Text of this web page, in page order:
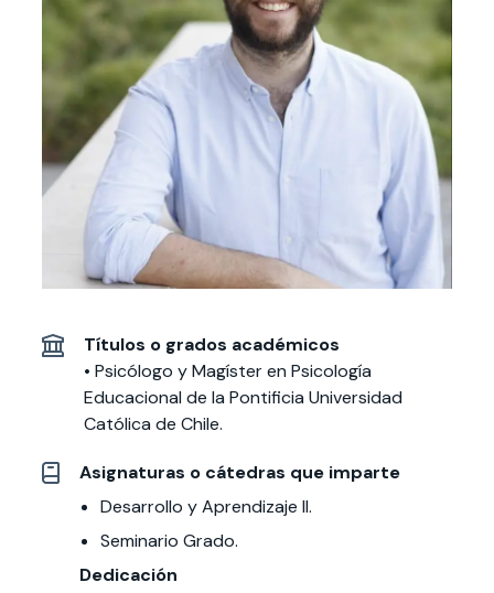
cursos
Especialidades y
estadías
Te puede
interesar:
International
Facultades
interesar:
2025
vinculación con la
sociedad
Extensión Cultural
Te puede interesar: Filantropía y Donaciones
intercambio
Servicios y apoyos
Te puede
interesar:
Explora el campus
Uandes
Títulos o grados académicos
• Psicólogo y Magíster en Psicología
Educacional de la Pontificia Universidad
Católica de Chile.
Asignaturas o cátedras que imparte
Desarrollo y Aprendizaje II.
Seminario Grado.
Dedicación